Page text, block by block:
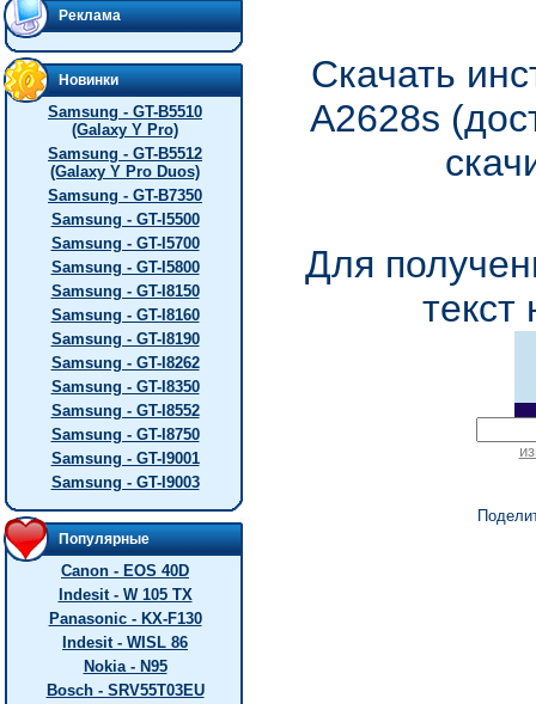
Реклама
Новинки
Samsung - GT-B5510
(Galaxy Y Pro)
Samsung - GT-B5512
(Galaxy Y Pro Duos)
Samsung - GT-B7350
Samsung - GT-I5500
Samsung - GT-I5700
Samsung - GT-I5800
Samsung - GT-I8150
Samsung - GT-I8160
Samsung - GT-I8190
Samsung - GT-I8262
Samsung - GT-I8350
Samsung - GT-I8552
Samsung - GT-I8750
Samsung - GT-I9001
Samsung - GT-I9003
Популярные
Canon - EOS 40D
Indesit - W 105 TX
Panasonic - KX-F130
Indesit - WISL 86
Nokia - N95
Bosch - SRV55T03EU
Скачать
A2628s
Для
текст